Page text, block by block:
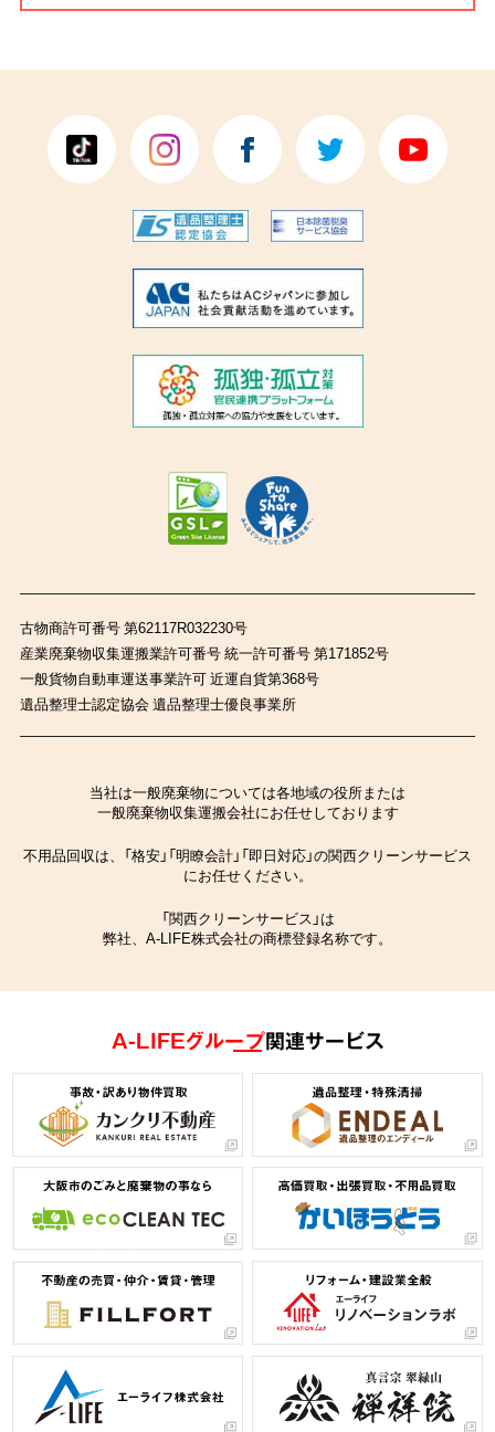
古物商許可番号 第62117R032230号
産業廃棄物収集運搬業許可番号 統一許可番号 第171852号
一般貨物自動車運送事業許可 近運自貨第368号
遺品整理士認定協会 遺品整理士優良事業所
当社は一般廃棄物については各地域の役所または
一般廃棄物収集運搬会社にお任せしております
不用品回収は、「格安」「明瞭会計」「即日対応」の関西クリーンサービス
にお任せください。
「関西クリーンサービス」は
弊社、A-LIFE株式会社の商標登録名称です。
A-LIFEグループ関連サービス